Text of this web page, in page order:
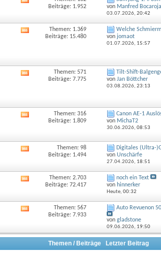
Forums
anzeigen
Beiträge: 1.952
von Manfred Bocaroja
03.07.2026, 20:42
Themen: 1.369
Beiträge: 15.480
Welche
von jomaot
01.07.2026, 15:57
Themen: 571
Beiträge: 7.775
Tilt-Shift-
von Jan Böttcher
03.08.2026, 23:13
Themen: 316
Beiträge: 1.809
Canon AE-1
von MichaT2
30.06.2026, 08:53
Forums
anzeigen
Themen: 98
Beiträge: 1.494
Digitales (Ultra-
von Unschärfe
27.04.2026, 18:51
Forums
Themen: 2.703
Beiträge: 72.417
noch ein Text
von hinnerker
Heute, 00:32
Forums
anzeigen
Themen: 567
Beiträge: 7.933
Auto Revuenon
von gladstone
09.06.2026, 19:50
Themen / Beiträge Letzter Beitrag